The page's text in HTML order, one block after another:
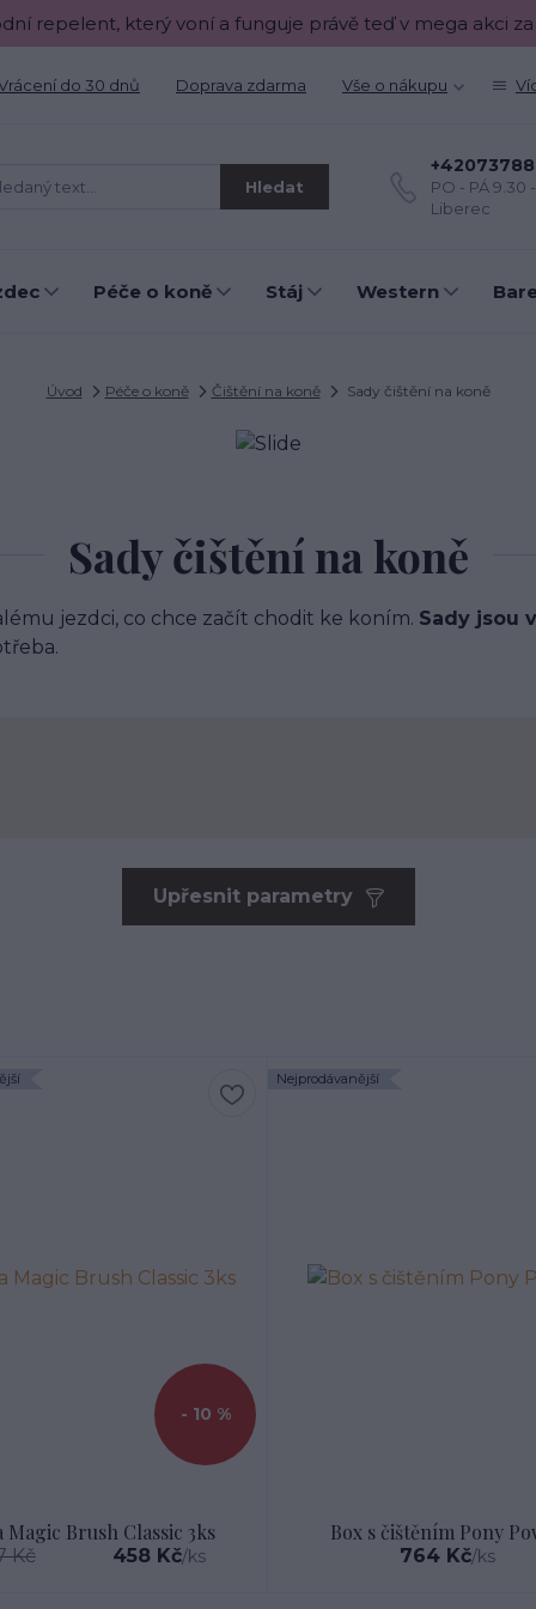
repelent, který voní a funguje právě teď v mega akci za
do 30 dnů Doprava zdarma Vše o nákupu
Hledat
PO - PÁ 9.30
Liberec
Péče o koně Stáj Western
Úvod Péče o koně Čištění na koně Sady čištění na koně
Sady čištění na koně
jezdci, co chce začít chodit ke koním. Sady jsou
Upřesnit parametry
- 10 %
Magic Brush Classic 3ks
Kč 458 Kč/ks
Nejprodávanější
Box s čištěním Pony
764 Kč/ks